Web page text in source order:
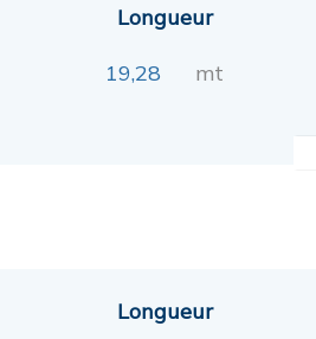
Longueur
19,28 mt
Longueur